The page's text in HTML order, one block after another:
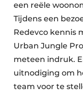
een reële
Tijdens een
Redevco kennis
Urban Jungle
meteen indruk.
uitnodiging om
team voor te